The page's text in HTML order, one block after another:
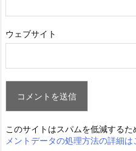
ウェブサイト
このサイトはスパムを低減する
メントデータの処理方法の詳細